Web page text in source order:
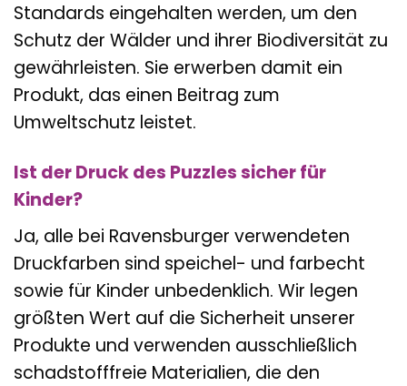
Standards eingehalten werden, um den
Schutz der Wälder und ihrer Biodiversität zu
gewährleisten. Sie erwerben damit ein
Produkt, das einen Beitrag zum
Umweltschutz leistet.
Ist der Druck des Puzzles sicher für
Kinder?
Ja, alle bei Ravensburger verwendeten
Druckfarben sind speichel- und farbecht
sowie für Kinder unbedenklich. Wir legen
größten Wert auf die Sicherheit unserer
Produkte und verwenden ausschließlich
schadstofffreie Materialien, die den